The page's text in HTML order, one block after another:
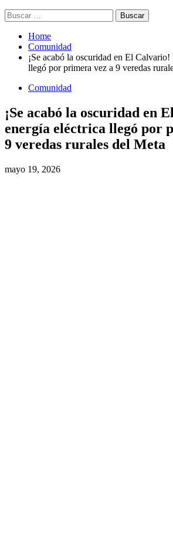
Buscar:
Home
Comunidad
¡Se acabó la oscuridad en El
llegó por primera vez a 9 veredas
Comunidad
¡Se acabó la oscuridad en
energía eléctrica llegó por
9 veredas rurales del Meta
mayo 19, 2026